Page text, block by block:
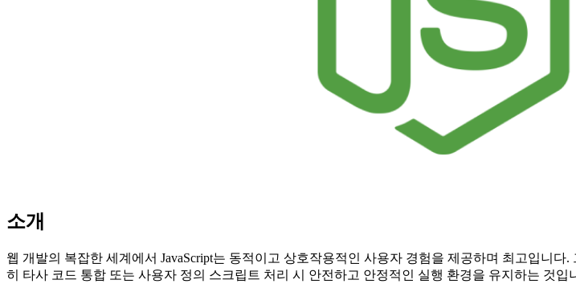
소개
웹 개발의 복잡한 세계에서 JavaScript는 동적이고 상호작용적인 사용자 경험을 제공하며 최고입니
히 타사 코드 통합 또는 사용자 정의 스크립트 처리 시 안전하고 안정적인 실행 환경을 유지하는 것입